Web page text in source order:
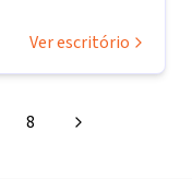
Ver escritório
More pages
8